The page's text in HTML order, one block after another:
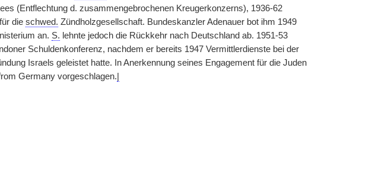
(Entflechtung d. zusammengebrochenen Kreugerkonzerns), 1936-62
die schwed. Zündholzgesellschaft. Bundeskanzler Adenauer bot ihm 1949
an. S. lehnte jedoch die Rückkehr nach Deutschland ab. 1951-53
Schuldenkonferenz, nachdem er bereits 1947 Vermittlerdienste bei der
Israels geleistet hatte. In Anerkennung seines Engagement für die Juden
Germany vorgeschlagen.